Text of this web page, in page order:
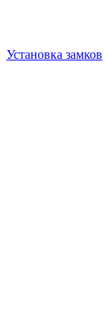
Установка замков